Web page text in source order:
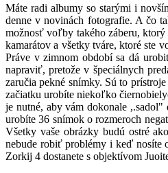
Máte radi albumy so starými i
denne v novinách fotografie. A čo
možnosť voľby takého záberu, ktorý
kamarátov a všetky tváre, ktoré ste
Práve v zimnom období sa dá
napraviť, pretože v špeciálnych
zaručia pekné snímky. Sú to
začiatku urobíte niekoľko
je nutné, aby vám dokonale
urobíte 36 snímok o rozmeroch
Všetky vaše obrázky budú ostré
nebude robiť problémy i keď nosíte
Zorkij 4 dostanete s objektívom